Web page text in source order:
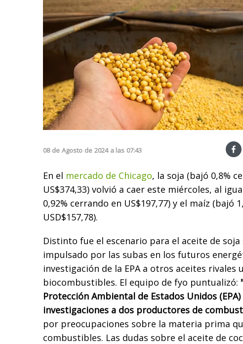
08 de Agosto de 2024 a las 07:43
En el mercado de Chicago, la soja (bajó 0,8%
US$374,33) volvió a caer este miércoles, al
0,92% cerrando en US$197,77) y el maíz (bajó
USD$157,78).
Distinto fue el escenario para el aceite de
impulsado por las subas en los futuros
investigación de la EPA a otros aceites rivales
biocombustibles. El equipo de fyo puntualizó:
Protección Ambiental de Estados Unidos
investigaciones a dos productores de
por preocupaciones sobre la materia prima
combustibles. Las dudas sobre el aceite de